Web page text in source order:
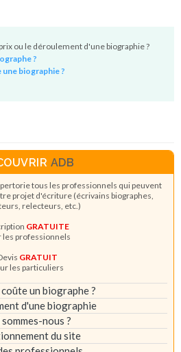
ou le déroulement d'une biographie ?
?
biographie ?
ADB
tous les professionnels qui peuvent
projet d'écriture (écrivains biographes,
relecteurs, etc.)
GRATUITE
les professionnels
GRATUIT
les particuliers
un biographe ?
d'une biographie
nous ?
du site